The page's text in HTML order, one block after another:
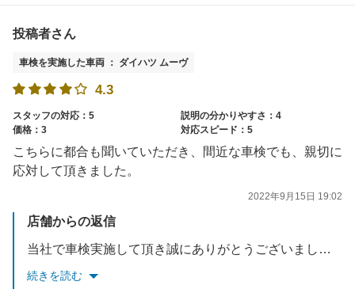
投稿者さん
車検を実施した車両 ： ダイハツ ムーヴ
4.3
スタッフの対応：5
説明の分かりやすさ：4
価格：3
対応スピード：5
こちらに都合も聞いていただき、間近な車検でも、親切に
応対して頂きました。
2022年9月15日 19:02
店舗からの返信
当社で車検実施して頂き誠にありがとうございました。今後も、お客様のご要望に応えれるようスタッフ一同お待ちしております☆
続きを読む